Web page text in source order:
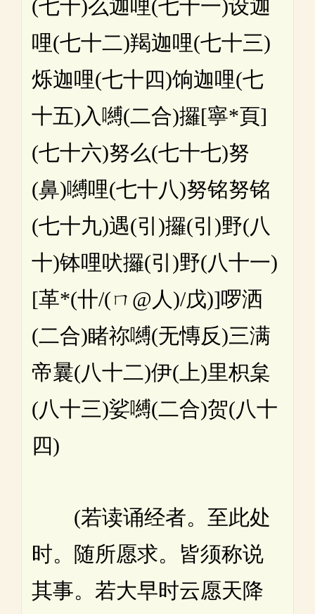
(七十)么迦哩(七十一)设迦
哩(七十二)羯迦哩(七十三)
烁迦哩(七十四)饷迦哩(七
十五)入嚩(二合)攞[寧*頁]
(七十六)努么(七十七)努
(鼻)嚩哩(七十八)努铭努铭
(七十九)遇(引)攞(引)野(八
十)钵哩吠攞(引)野(八十一)
[革*(卄/(ㄇ@人)/戊)]啰洒
(二合)睹祢嚩(无慱反)三满
帝曩(八十二)伊(上)里枳枲
(八十三)娑嚩(二合)贺(八十
四)
(若读诵经者。至此处
时。随所愿求。皆须称说
其事。若大早时云愿天降